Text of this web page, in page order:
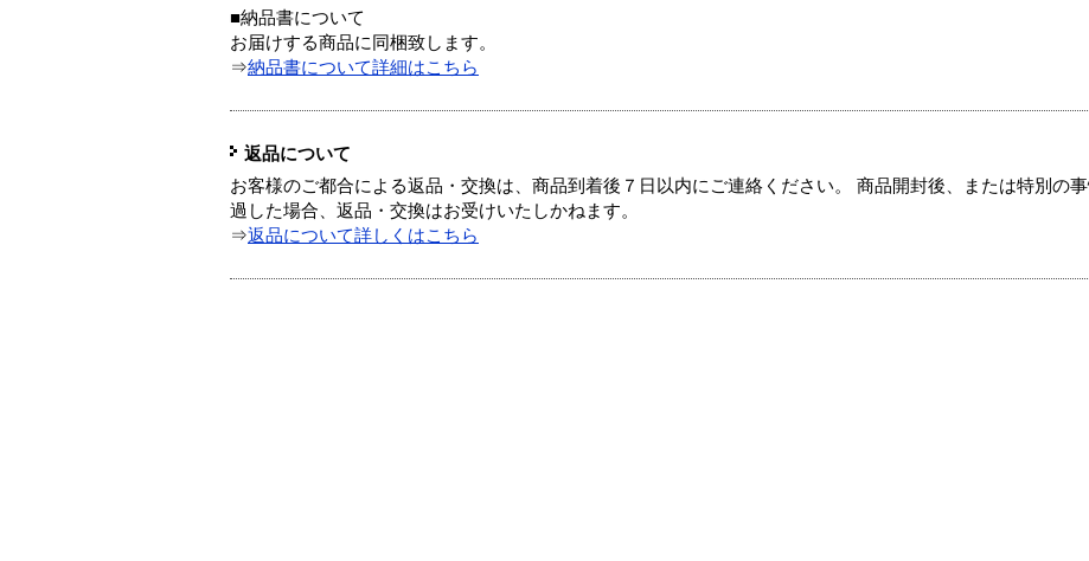
■納品書について
お届けする商品に同梱致します。
⇒納品書について詳細はこちら
返品について
お客様のご都合による返品・交換は、商品到着後７日以内にご連絡ください。 商品開封後、または特別の
過した場合、返品・交換はお受けいたしかねます。
⇒返品について詳しくはこちら